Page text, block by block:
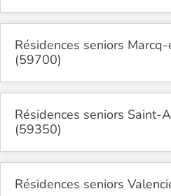
Résidences seniors
(59700)
Résidences seniors Saint-
(59350)
Résidences seniors